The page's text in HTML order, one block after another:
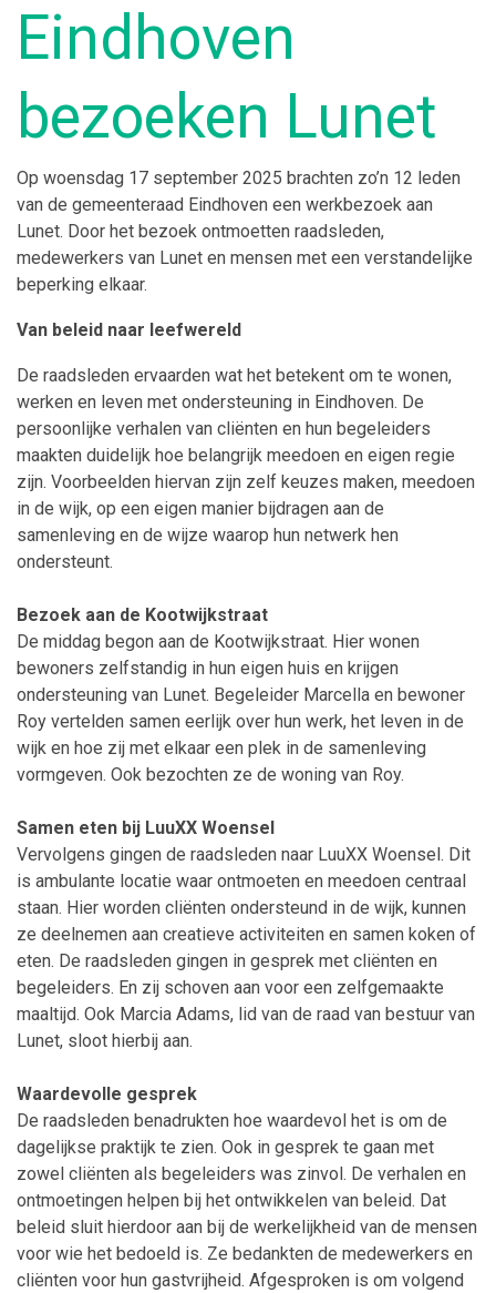
Eindhoven
bezoeken Lunet
Op woensdag 17 september 2025 brachten zo’n 12 leden
van de gemeenteraad Eindhoven een werkbezoek aan
Lunet. Door het bezoek ontmoetten raadsleden,
medewerkers van Lunet en mensen met een verstandelijke
beperking elkaar.
Van beleid naar leefwereld
De raadsleden ervaarden wat het betekent om te wonen,
werken en leven met ondersteuning in Eindhoven. De
persoonlijke verhalen van cliënten en hun begeleiders
maakten duidelijk hoe belangrijk meedoen en eigen regie
zijn. Voorbeelden hiervan zijn zelf keuzes maken, meedoen
in de wijk, op een eigen manier bijdragen aan de
samenleving en de wijze waarop hun netwerk hen
ondersteunt.
Bezoek aan de Kootwijkstraat
De middag begon aan de Kootwijkstraat. Hier wonen
bewoners zelfstandig in hun eigen huis en krijgen
ondersteuning van Lunet. Begeleider Marcella en bewoner
Roy vertelden samen eerlijk over hun werk, het leven in de
wijk en hoe zij met elkaar een plek in de samenleving
vormgeven. Ook bezochten ze de woning van Roy.
Samen eten bij LuuXX Woensel
Vervolgens gingen de raadsleden naar LuuXX Woensel. Dit
is ambulante locatie waar ontmoeten en meedoen centraal
staan. Hier worden cliënten ondersteund in de wijk, kunnen
ze deelnemen aan creatieve activiteiten en samen koken of
eten. De raadsleden gingen in gesprek met cliënten en
begeleiders. En zij schoven aan voor een zelfgemaakte
maaltijd. Ook Marcia Adams, lid van de raad van bestuur van
Lunet, sloot hierbij aan.
Waardevolle gesprek
De raadsleden benadrukten hoe waardevol het is om de
dagelijkse praktijk te zien. Ook in gesprek te gaan met
zowel cliënten als begeleiders was zinvol. De verhalen en
ontmoetingen helpen bij het ontwikkelen van beleid. Dat
beleid sluit hierdoor aan bij de werkelijkheid van de mensen
voor wie het bedoeld is. Ze bedankten de medewerkers en
cliënten voor hun gastvrijheid. Afgesproken is om volgend